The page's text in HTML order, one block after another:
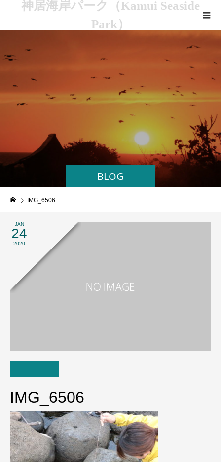
神居海岸パーク（Kamui Seaside
Park）
BLOG
IMG_6506
JAN
24
2020
IMG_6506